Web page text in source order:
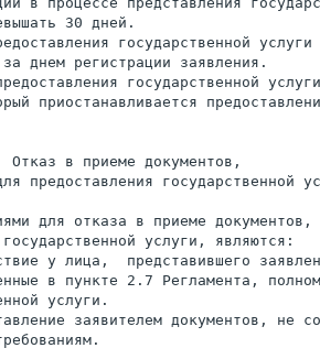
30 дней.
государственной услуги
днем регистрации заявления.
государственной
приостанавливается
Отказ в приеме документов,
предоставления государственной
для отказа в приеме документов,
услуги, являются:
у лица,  представившего
в пункте 2.7 Регламента,
услуги.
заявителем документов, не